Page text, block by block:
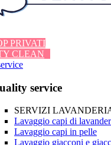
PRIVATI
CLEAN
service
SERVIZI
Lavaggio capi di
Lavaggio capi in pelle
Lavaggio giacconi e